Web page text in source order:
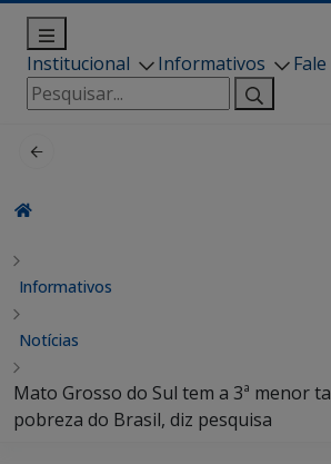
Institucional Informativos
Pesquisar
por:
Informativos
Notícias
Mato Grosso do Sul tem a 3ª menor
pobreza do Brasil, diz pesquisa